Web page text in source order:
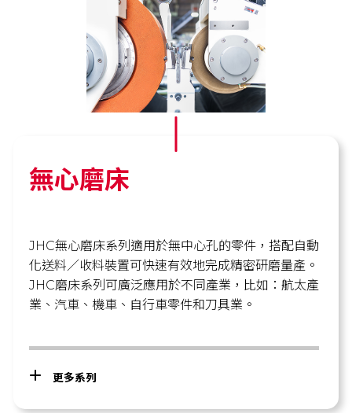
無心磨床
JHC無心磨床系列適用於無中心孔的零件，搭配自動
化送料／收料裝置可快速有效地完成精密研磨量產。
JHC磨床系列可廣泛應用於不同產業，比如：航太產
業、汽車、機車、自行車零件和刀具業。
更多系列